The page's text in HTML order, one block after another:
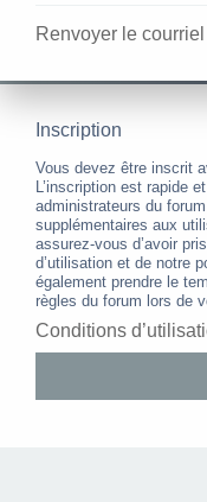
Renvoyer le courriel
Inscription
Vous devez être inscrit
L’inscription est rapide
administrateurs du
supplémentaires aux
assurez-vous d’avoir
d’utilisation et de notre
également prendre le
règles du forum lors de
Conditions